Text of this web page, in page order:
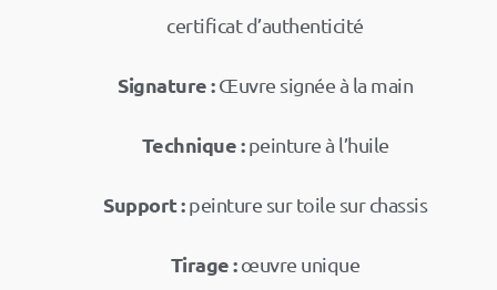
certificat d’authenticité
Signature :Œuvre signée à la main
Technique :peinture à l’huile
Support :peinture sur toile sur chassis
Tirage :œuvre unique